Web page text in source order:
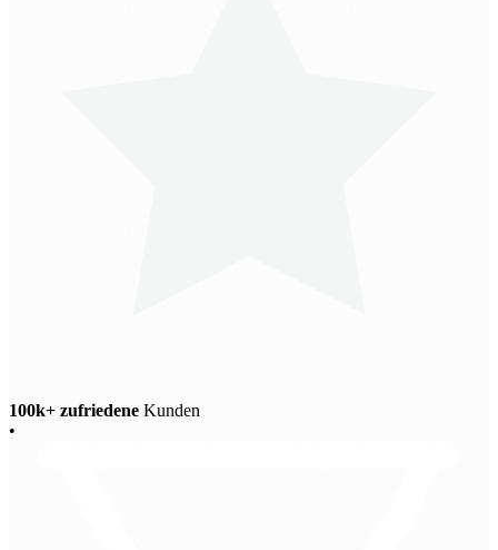
100k+ zufriedene Kunden
•